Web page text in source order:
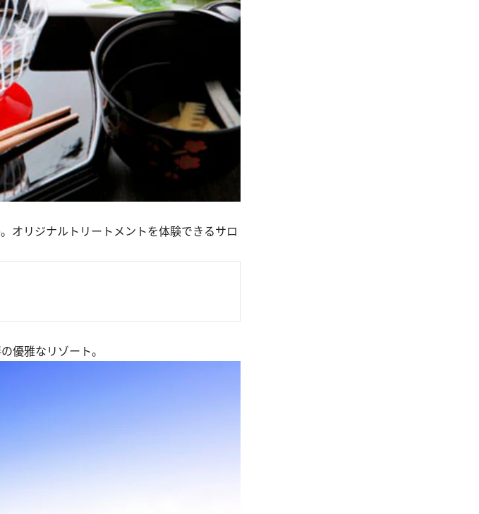
オリジナルトリートメントを体験できるサロ
優雅なリゾート。